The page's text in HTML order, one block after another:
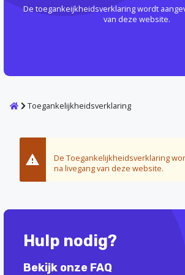
De toegankeijkheidsverklaring wordt
van deze website.
HomeToegankelijkheidsverklaring
De Toegankelijkheidsverklaring
na livegang van deze website.
Hulp nodig?
Bekijk onze FAQ